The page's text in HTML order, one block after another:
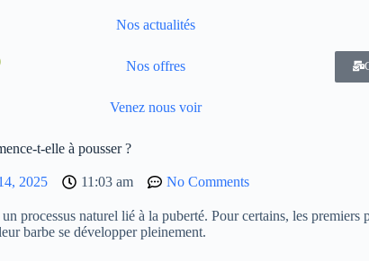
Nos actualités
Nos offres
Venez nous voir
t-elle à pousser ?
2025 11:03 am No Comments
processus naturel lié à la puberté. Pour certains, les
barbe se développer pleinement.